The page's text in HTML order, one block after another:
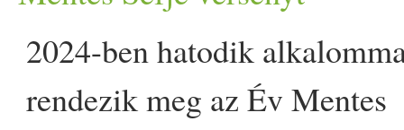
férjem tegnap megannyi
ízletes, finom, friss, hazai
2024-ben hatodik
rendezik meg az Év Mentes